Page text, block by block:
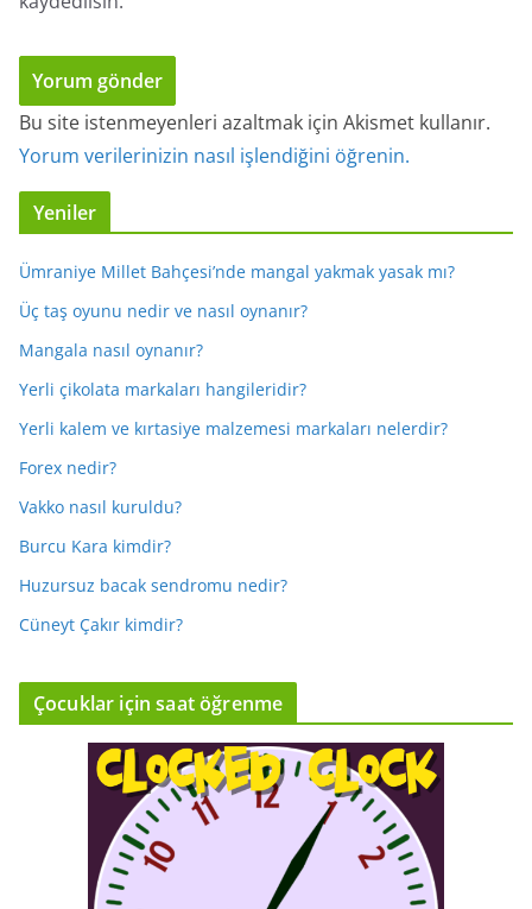
Bu site istenmeyenleri azaltmak için Akismet kullanır.
Yorum verilerinizin nasıl işlendiğini öğrenin.
Yeniler
Ümraniye Millet Bahçesi’nde mangal yakmak yasak mı?
Üç taş oyunu nedir ve nasıl oynanır?
Mangala nasıl oynanır?
Yerli çikolata markaları hangileridir?
Yerli kalem ve kırtasiye malzemesi markaları nelerdir?
Forex nedir?
Vakko nasıl kuruldu?
Burcu Kara kimdir?
Huzursuz bacak sendromu nedir?
Cüneyt Çakır kimdir?
Çocuklar için saat öğrenme